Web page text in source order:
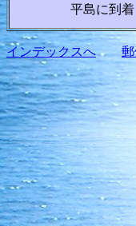
平島に到着
インデックスへ